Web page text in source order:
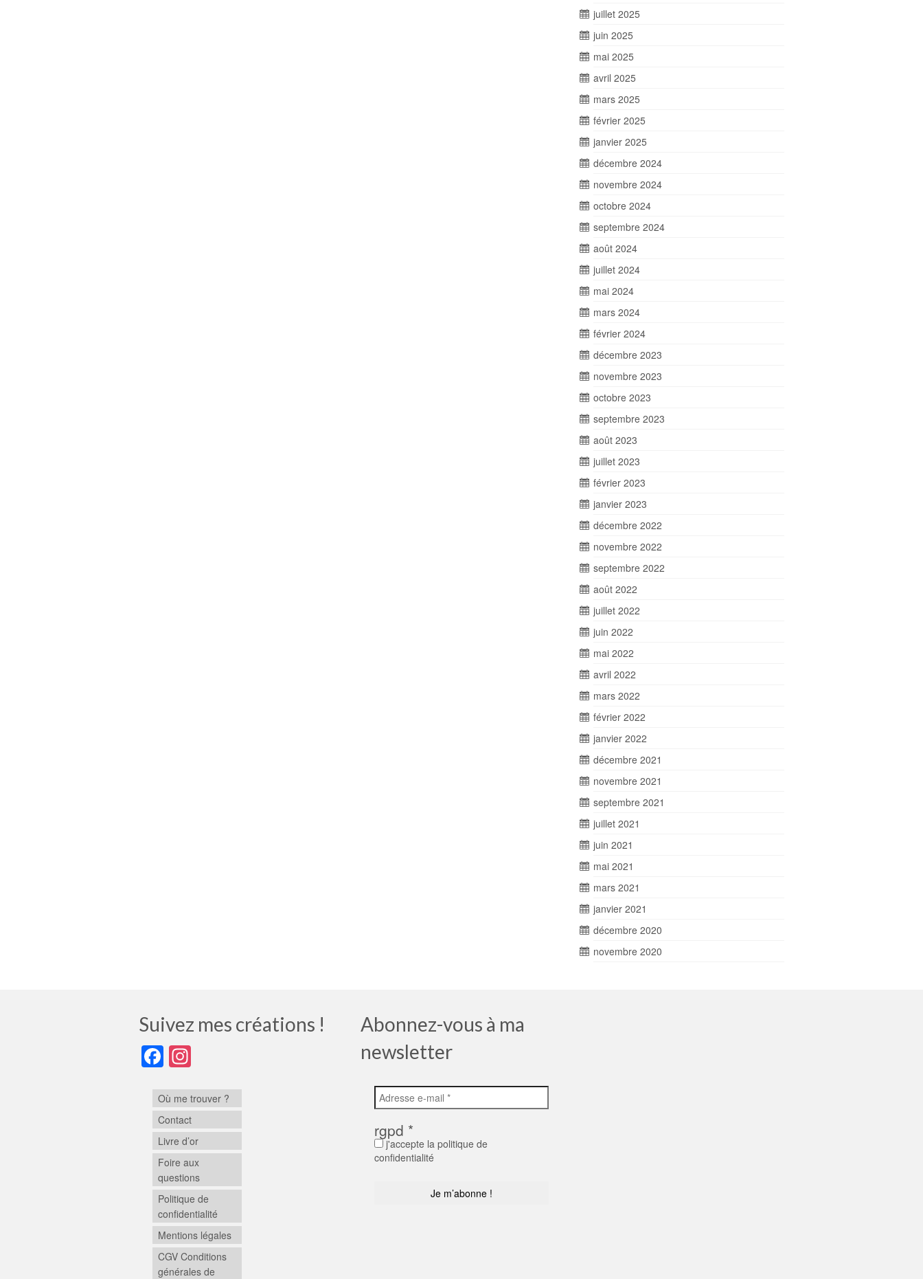
juillet 2025
juin 2025
mai 2025
avril 2025
mars 2025
février 2025
janvier 2025
décembre 2024
novembre 2024
octobre 2024
septembre 2024
août 2024
juillet 2024
mai 2024
mars 2024
février 2024
décembre 2023
novembre 2023
octobre 2023
septembre 2023
août 2023
juillet 2023
février 2023
janvier 2023
décembre 2022
novembre 2022
septembre 2022
août 2022
juillet 2022
juin 2022
mai 2022
avril 2022
mars 2022
février 2022
janvier 2022
décembre 2021
novembre 2021
septembre 2021
juillet 2021
juin 2021
mai 2021
mars 2021
janvier 2021
décembre 2020
novembre 2020
Suivez mes créations !
Facebook
Où me trouver ?
Contact
Livre d’or
Foire aux
questions
Politique de
confidentialité
Mentions légales
CGV Conditions
générales de
Abonnez-vous à ma
newsletter
rgpd *
j'accepte la politique de
confidentialité